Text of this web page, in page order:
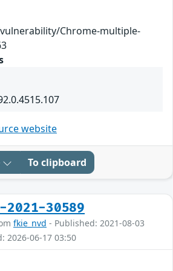
Chrome-multiple-
website
To clipboard
2021-30589
fkie_nvd - Published: 2021-08-03
2026-06-17 03:50